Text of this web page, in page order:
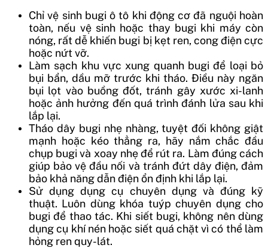
Chỉ vệ sinh bugi ô tô khi động cơ đã nguội hoàn
toàn, nếu vệ sinh hoặc thay bugi khi máy còn
nóng, rất dễ khiến bugi bị kẹt ren, cong điện cực
hoặc nứt vỡ.
Làm sạch khu vực xung quanh bugi để loại bỏ
bụi bẩn, dầu mỡ trước khi tháo. Điều này ngăn
bụi lọt vào buồng đốt, tránh gây xước xi-lanh
hoặc ảnh hưởng đến quá trình đánh lửa sau khi
lắp lại.
Tháo dây bugi nhẹ nhàng, tuyệt đối không giật
mạnh hoặc kéo thẳng ra, hãy nắm chắc đầu
chụp bugi và xoay nhẹ để rút ra. Làm đúng cách
giúp bảo vệ đầu nối và tránh đứt dây điện, đảm
bảo khả năng dẫn điện ổn định khi lắp lại.
Sử dụng dụng cụ chuyên dụng và đúng kỹ
thuật. Luôn dùng khóa tuýp chuyên dụng cho
bugi để thao tác. Khi siết bugi, không nên dùng
dụng cụ khí nén hoặc siết quá chặt vì có thể làm
hỏng ren quy-lát.